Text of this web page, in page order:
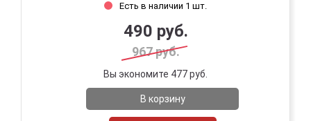
Есть в наличии 1 шт.
490 руб.
967 руб.
Вы экономите 477 руб.
В корзину